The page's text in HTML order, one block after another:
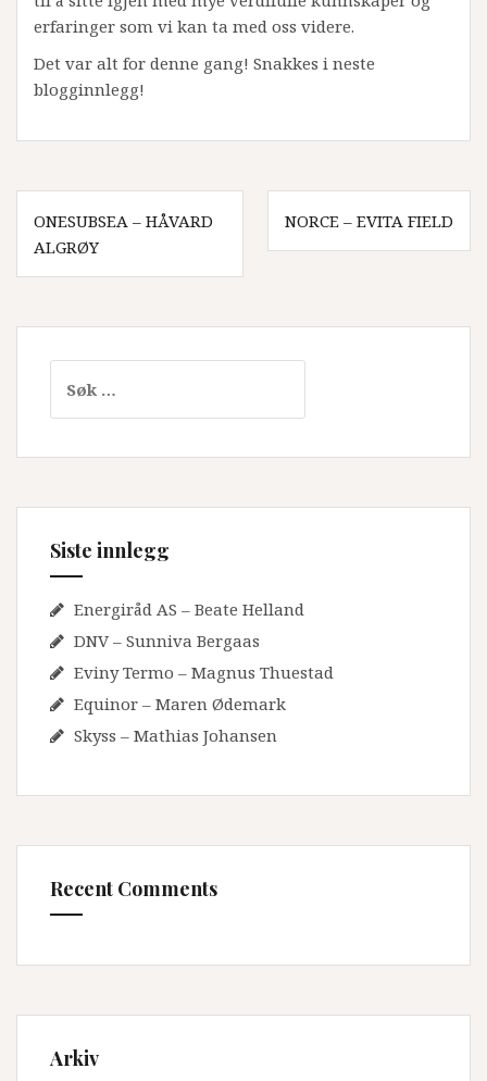
erfaringer som vi kan ta med oss videre.
Det var alt for denne gang! Snakkes i neste
blogginnlegg!
Innleggsnavigasjon
ONESUBSEA – HÅVARD
ALGRØY
NORCE – EVITA FIELD
etter:
Siste innlegg
Energiråd AS – Beate Helland
DNV – Sunniva Bergaas
Eviny Termo – Magnus Thuestad
Equinor – Maren Ødemark
Skyss – Mathias Johansen
Recent Comments
Arkiv